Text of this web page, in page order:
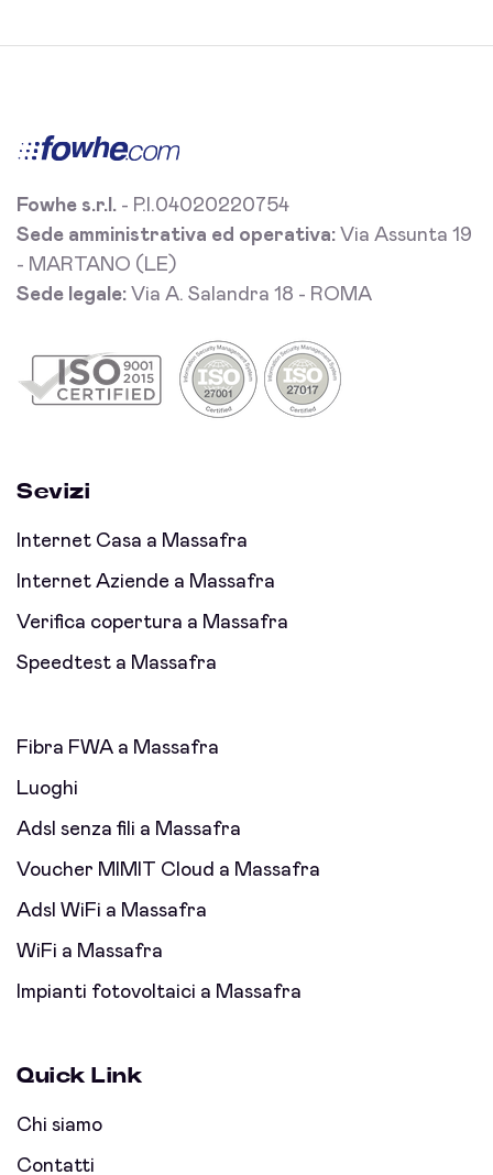
Fowhe s.r.l. - P.I.04020220754
Sede amministrativa ed operativa: Via Assunta 19
- MARTANO (LE)
Sede legale: Via A. Salandra 18 - ROMA
Sevizi
Internet Casa a Massafra
Internet Aziende a Massafra
Verifica copertura a Massafra
Speedtest a Massafra
Fibra FWA a Massafra
Luoghi
Adsl senza fili a Massafra
Voucher MIMIT Cloud a Massafra
Adsl WiFi a Massafra
WiFi a Massafra
Impianti fotovoltaici a Massafra
Quick Link
Chi siamo
Contatti